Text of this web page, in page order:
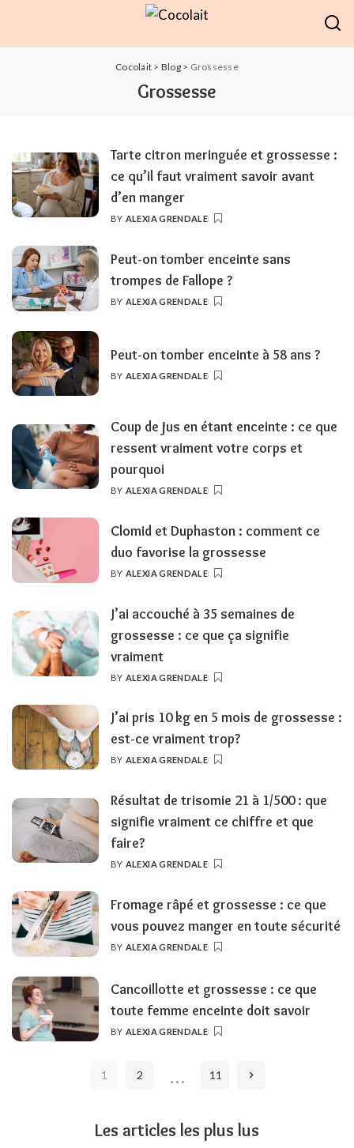
Cocolait > Blog> Grossesse
Grossesse
Tarte citron meringuée et grossesse :
ce qu’il faut vraiment savoir avant
d’en manger
POSTED
BY ALEXIA GRENDALE
Peut-on tomber enceinte sans
trompes de Fallope ?
POSTED
BY ALEXIA GRENDALE
Peut-on tomber enceinte à 58 ans ?
POSTED
BY ALEXIA GRENDALE
Coup de jus en étant enceinte : ce que
ressent vraiment votre corps et
pourquoi
POSTED
BY ALEXIA GRENDALE
Clomid et Duphaston : comment ce
duo favorise la grossesse
POSTED
BY ALEXIA GRENDALE
J’ai accouché à 35 semaines de
grossesse : ce que ça signifie
vraiment
POSTED
BY ALEXIA GRENDALE
J’ai pris 10 kg en 5 mois de grossesse :
est-ce vraiment trop?
POSTED
BY ALEXIA GRENDALE
Résultat de trisomie 21 à 1/500 : que
signifie vraiment ce chiffre et que
faire?
POSTED
BY ALEXIA GRENDALE
Fromage râpé et grossesse : ce que
vous pouvez manger en toute sécurité
POSTED
BY ALEXIA GRENDALE
Cancoillotte et grossesse : ce que
toute femme enceinte doit savoir
POSTED
BY ALEXIA GRENDALE
1 2 … 11
Les articles les plus lus